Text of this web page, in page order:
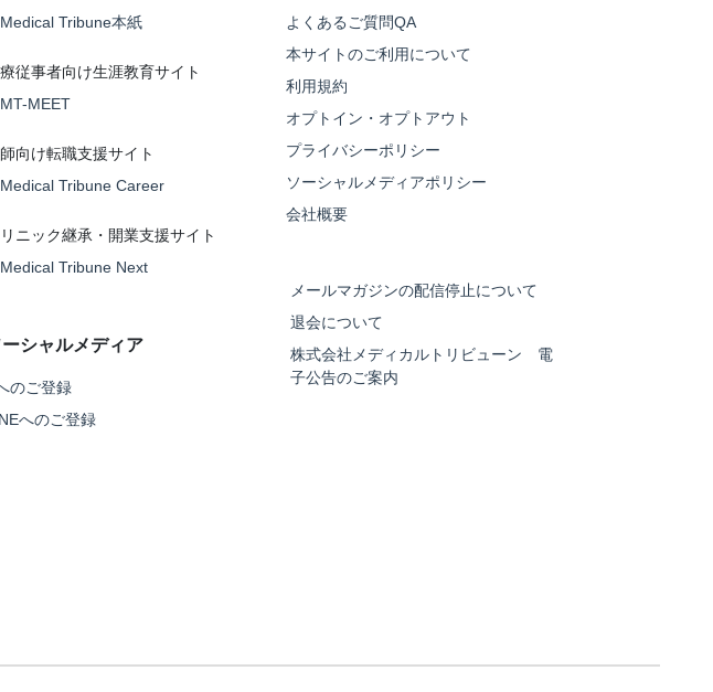
Medical Tribune本紙
従事者向け生涯教育サイト
MT-MEET
向け転職支援サイト
Medical Tribune Career
ニック継承・開業支援サイト
Medical Tribune Next
ーシャルメディア
のご登録
へのご登録
よくあるご質問QA
本サイトのご利用について
利用規約
オプトイン・オプトアウト
プライバシーポリシー
ソーシャルメディアポリシー
会社概要
メールマガジンの配信停止について
退会について
株式会社メディカルトリビューン 電
子公告のご案内